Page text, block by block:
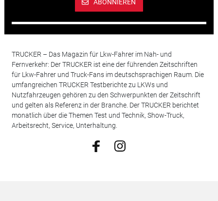
ABONNIEREN
TRUCKER – Das Magazin für Lkw-Fahrer im Nah- und
Fernverkehr: Der TRUCKER ist eine der führenden Zeitschriften
für Lkw-Fahrer und Truck-Fans im deutschsprachigen Raum. Die
umfangreichen TRUCKER Testberichte zu LKWs und
Nutzfahrzeugen gehören zu den Schwerpunkten der Zeitschrift
und gelten als Referenz in der Branche. Der TRUCKER berichtet
monatlich über die Themen Test und Technik, Show-Truck,
Arbeitsrecht, Service, Unterhaltung.